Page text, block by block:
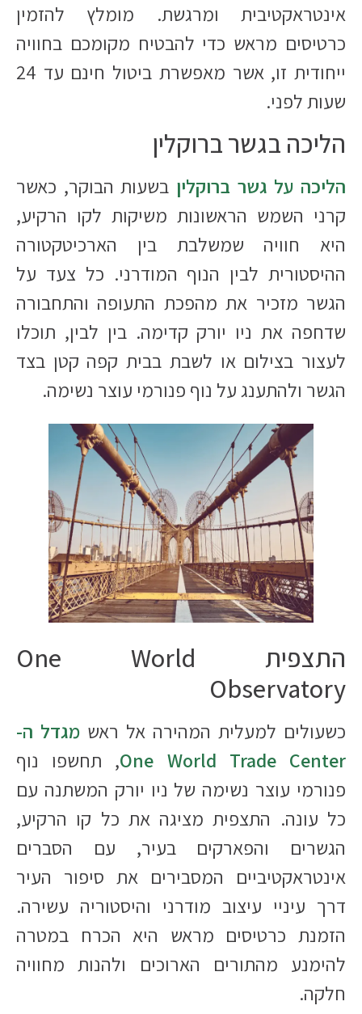
אינטראקטיבית ומרגשת. מומלץ להזמין
כרטיסים מראש כדי להבטיח מקומכם בחוויה
ייחודית זו, אשר מאפשרת ביטול חינם עד 24
שעות לפני.
הליכה בגשר ברוקלין
הליכה על גשר ברוקלין בשעות הבוקר, כאשר
קרני השמש הראשונות משיקות לקו הרקיע,
היא חוויה שמשלבת בין הארכיטקטורה
ההיסטורית לבין הנוף המודרני. כל צעד על
הגשר מזכיר את מהפכת התעופה והתחבורה
שדחפה את ניו יורק קדימה. בין לבין, תוכלו
לעצור בצילום או לשבת בבית קפה קטן בצד
הגשר ולהתענג על נוף פנורמי עוצר נשימה.
התצפית One World
Observatory
כשעולים למעלית המהירה אל ראש מגדל ה-
One World Trade Center, תחשפו נוף
פנורמי עוצר נשימה של ניו יורק המשתנה עם
כל עונה. התצפית מציגה את כל קו הרקיע,
הגשרים והפארקים בעיר, עם הסברים
אינטראקטיביים המסבירים את סיפור העיר
דרך עיניי עיצוב מודרני והיסטוריה עשירה.
הזמנת כרטיסים מראש היא הכרח במטרה
להימנע מהתורים הארוכים ולהנות מחוויה
חלקה.